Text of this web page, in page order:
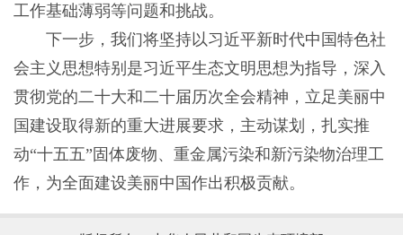
工作基础薄弱等问题和挑战。
下一步，我们将坚持以习近平新时代中国特色社
会主义思想特别是习近平生态文明思想为指导，深入
贯彻党的二十大和二十届历次全会精神，立足美丽中
国建设取得新的重大进展要求，主动谋划，扎实推
动“十五五”固体废物、重金属污染和新污染物治理工
作，为全面建设美丽中国作出积极贡献。